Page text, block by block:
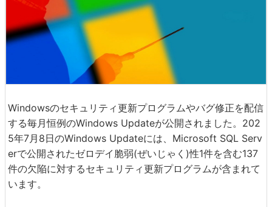
Windowsのセキュリティ更新プログラムやバグ修正を配信
する毎月恒例のWindows Updateが公開されました。202
5年7月8日のWindows Updateには、Microsoft SQL Serv
erで公開されたゼロデイ脆弱(ぜいじゃく)性1件を含む137
件の欠陥に対するセキュリティ更新プログラムが含まれて
います。